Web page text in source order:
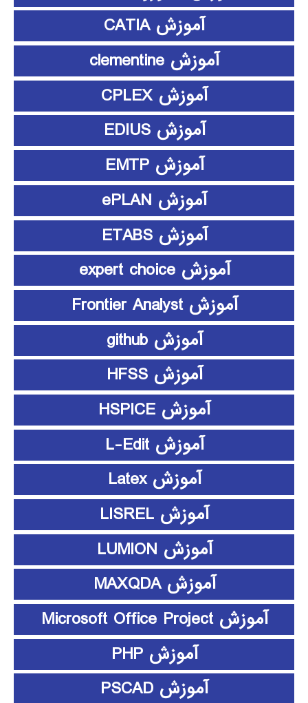
آموزش CATIA
آموزش clementine
آموزش CPLEX
آموزش EDIUS
آموزش EMTP
آموزش ePLAN
آموزش ETABS
آموزش expert choice
آموزش Frontier Analyst
آموزش github
آموزش HFSS
آموزش HSPICE
آموزش L-Edit
آموزش Latex
آموزش LISREL
آموزش LUMION
آموزش MAXQDA
آموزش Microsoft Office Project
آموزش PHP
آموزش PSCAD